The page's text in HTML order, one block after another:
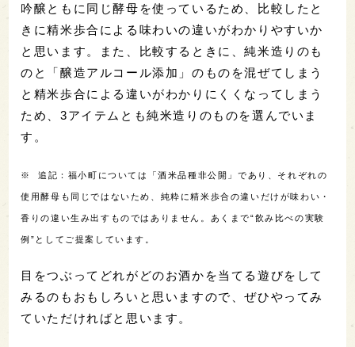
吟醸ともに同じ酵母を使っているため、比較したと
きに精米歩合による味わいの違いがわかりやすいか
と思います。また、比較するときに、純米造りのも
のと「醸造アルコール添加」のものを混ぜてしまう
と精米歩合による違いがわかりにくくなってしまう
ため、3アイテムとも純米造りのものを選んでいま
す。
※ 追記：福小町については「酒米品種非公開」であり、それぞれの
使用酵母も同じではないため、純粋に精米歩合の違いだけが味わい・
香りの違い生み出すものではありません。あくまで“飲み比べの実験
例”としてご提案しています。
目をつぶってどれがどのお酒かを当てる遊びをして
みるのもおもしろいと思いますので、ぜひやってみ
ていただければと思います。